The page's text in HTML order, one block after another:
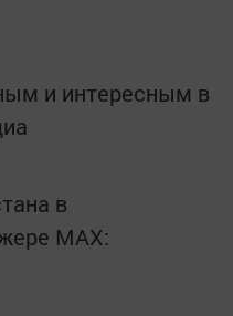
и интересным в
в
MАХ: